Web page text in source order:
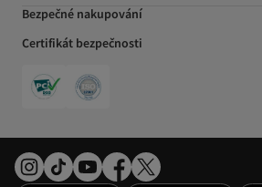
Bezpečné nakupování
Certifikát bezpečnosti